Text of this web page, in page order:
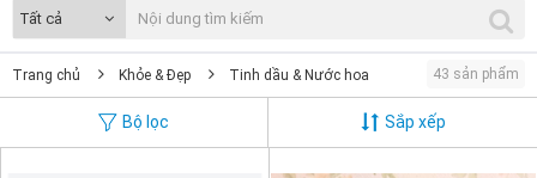
Tất cả
Trang chủ Khỏe & Đẹp Tinh dầu & Nước hoa 43 sản phẩm
Bộ lọc Sắp xếp